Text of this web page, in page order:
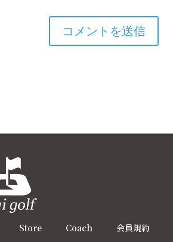
Store Coach 会員規約